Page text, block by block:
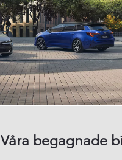
Våra begagnade